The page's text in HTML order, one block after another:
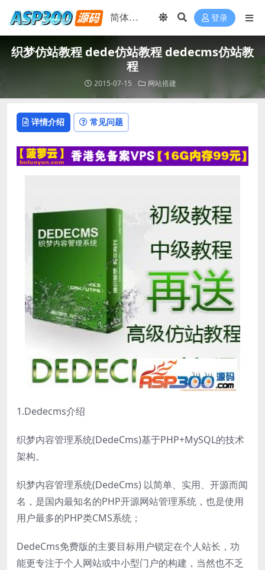
登录
织梦仿站教程 dede仿站教程 dedecms仿站教
程
2015-07-15 网站搭建
详情介绍 常见问题
1.Dedecms介绍
织梦内容管理系统(DedeCms)基于PHP+MySQL的技术
架构。
织梦内容管理系统(DedeCms) 以简单、实用、开源而闻
名，是国内最知名的PHP开源网站管理系统，也是使用
用户最多的PHP类CMS系统；
DedeCms免费版的主要目标用户锁定在个人站长，功
能更专注于个人网站或中小型门户的构建，当然也不乏